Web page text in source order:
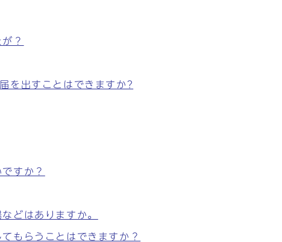
？
を出すことはできますか?
すか？
どはありますか。
もらうことはできますか？